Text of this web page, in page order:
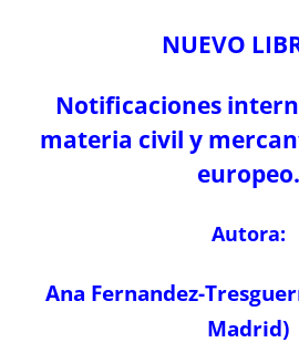
NUEVO
Notificaciones
materia civil y
europeo.
Autora:
Ana Fernandez-
Madrid)